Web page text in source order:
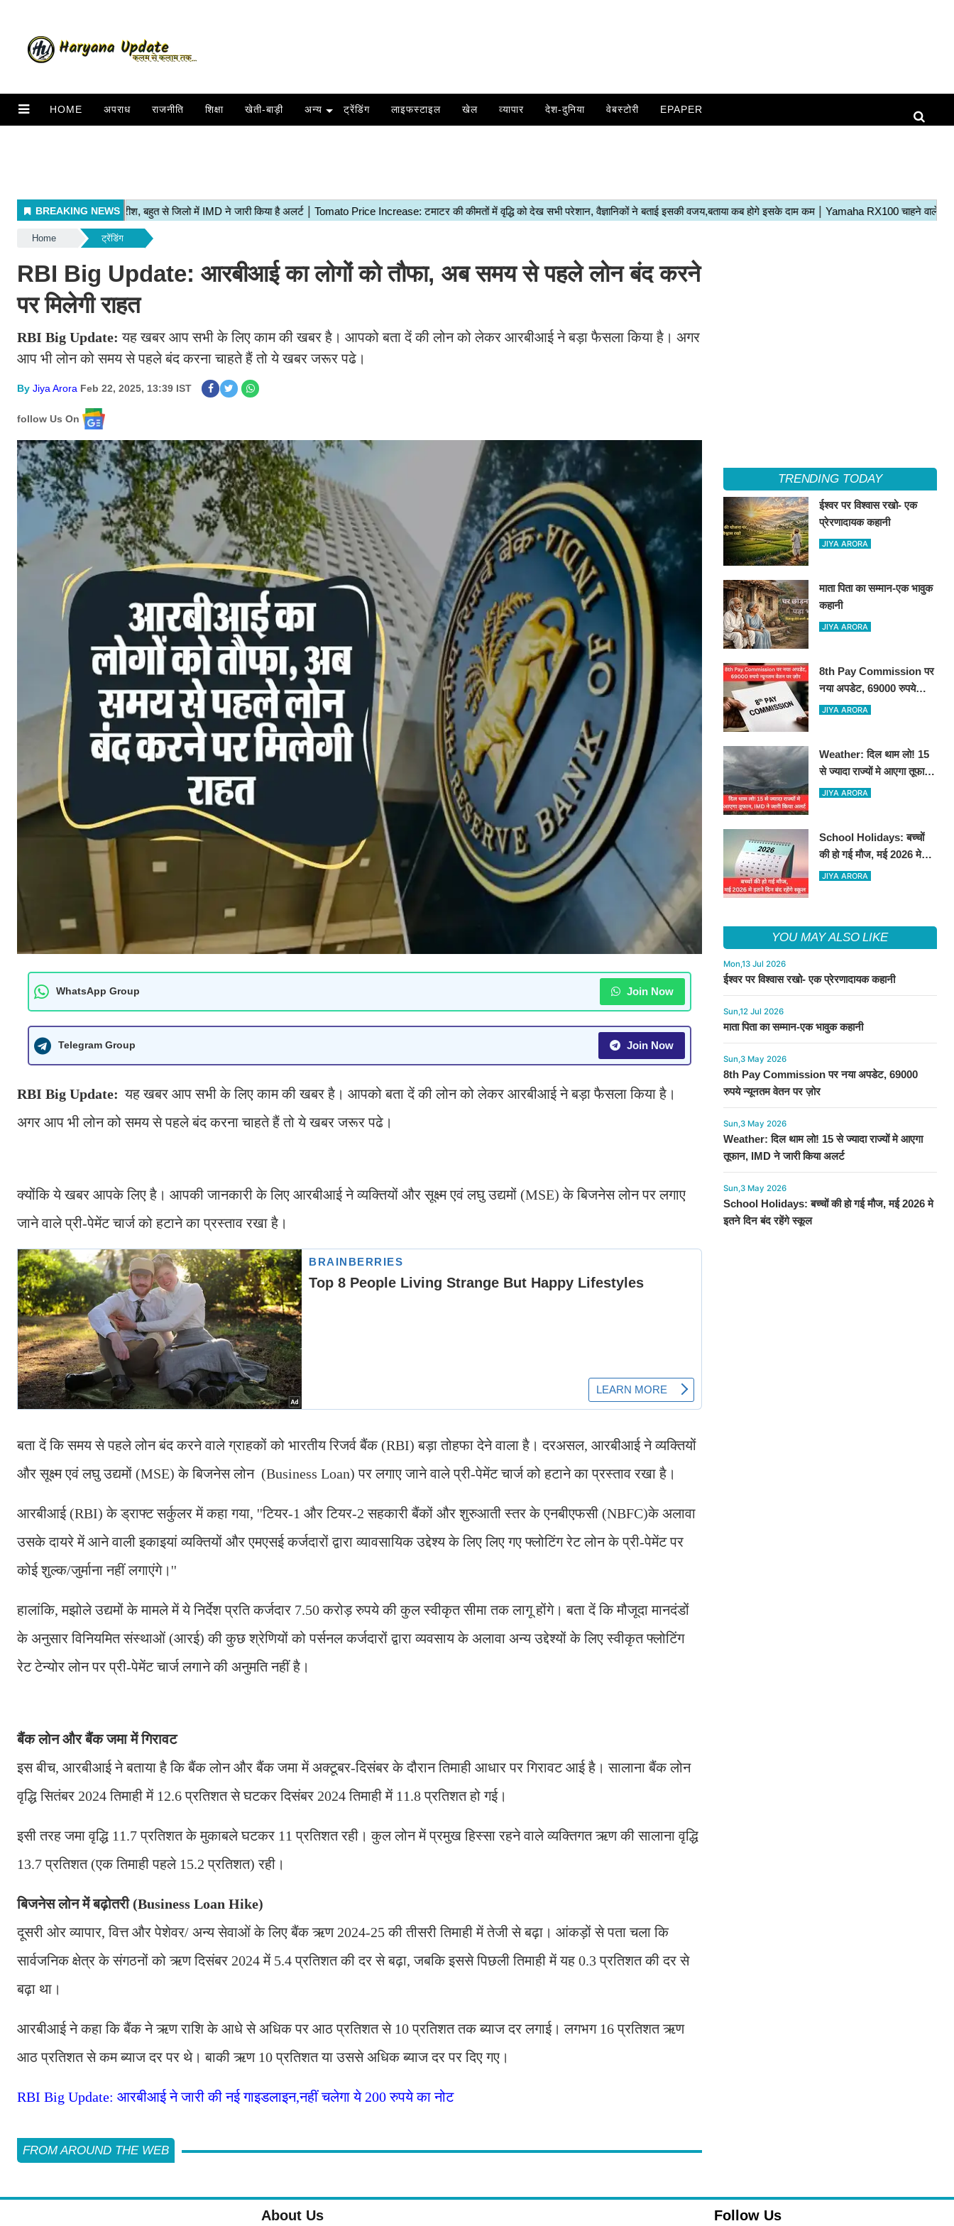
HOME अपराध राजनीति शिक्षा खेती-बाड़ी अन्य ट्रेंडिंग लाइफस्टाइल खेल व्यापार देश-दुनिया वेबस्टोरी EPAPER
Home ट्रेंडिंग
RBI Big Update: आरबीआई का लोगों को तौफा, अब समय से पहले लोन बंद करने
पर मिलेगी राहत
RBI Big Update:यह खबर आप सभी के लिए काम की खबर है। आपको बता दें की लोन को लेकर आरबीआई ने बड़ा फैसला किया है। अगर
आप भी लोन को समय से पहले बंद करना चाहते हैं तो ये खबर जरूर पढे।
By Jiya Arora Feb 22, 2025, 13:39 IST
follow Us On
WhatsApp Group Join Now
Telegram Group Join Now
RBI Big Update: यह खबर आप सभी के लिए काम की खबर है। आपको बता दें की लोन को लेकर आरबीआई ने बड़ा फैसला किया है।
अगर आप भी लोन को समय से पहले बंद करना चाहते हैं तो ये खबर जरूर पढे।
क्योंकि ये खबर आपके लिए है। आपकी जानकारी के लिए आरबीआई ने व्यक्तियों और सूक्ष्म एवं लघु उद्यमों (MSE) के बिजनेस लोन पर लगाए
जाने वाले प्री-पेमेंट चार्ज को हटाने का प्रस्ताव रखा है।
बता दें कि समय से पहले लोन बंद करने वाले ग्राहकों को भारतीय रिजर्व बैंक (RBI) बड़ा तोहफा देने वाला है। दरअसल, आरबीआई ने व्यक्तियों
और सूक्ष्म एवं लघु उद्यमों (MSE) के बिजनेस लोन (Business Loan) पर लगाए जाने वाले प्री-पेमेंट चार्ज को हटाने का प्रस्ताव रखा है।
आरबीआई (RBI) के ड्राफ्ट सर्कुलर में कहा गया, ''टियर-1 और टियर-2 सहकारी बैंकों और शुरुआती स्तर के एनबीएफसी (NBFC)के अलावा
उसके दायरे में आने वाली इकाइयां व्यक्तियों और एमएसई कर्जदारों द्वारा व्यावसायिक उद्देश्य के लिए लिए गए फ्लोटिंग रेट लोन के प्री-पेमेंट पर
कोई शुल्क/जुर्माना नहीं लगाएंगे।''
हालांकि, मझोले उद्यमों के मामले में ये निर्देश प्रति कर्जदार 7.50 करोड़ रुपये की कुल स्वीकृत सीमा तक लागू होंगे। बता दें कि मौजूदा मानदंडों
के अनुसार विनियमित संस्थाओं (आरई) की कुछ श्रेणियों को पर्सनल कर्जदारों द्वारा व्यवसाय के अलावा अन्य उद्देश्यों के लिए स्वीकृत फ्लोटिंग
रेट टेन्योर लोन पर प्री-पेमेंट चार्ज लगाने की अनुमति नहीं है।
बैंक लोन और बैंक जमा में गिरावट
इस बीच, आरबीआई ने बताया है कि बैंक लोन और बैंक जमा में अक्टूबर-दिसंबर के दौरान तिमाही आधार पर गिरावट आई है। सालाना बैंक लोन
वृद्धि सितंबर 2024 तिमाही में 12.6 प्रतिशत से घटकर दिसंबर 2024 तिमाही में 11.8 प्रतिशत हो गई।
इसी तरह जमा वृद्धि 11.7 प्रतिशत के मुकाबले घटकर 11 प्रतिशत रही। कुल लोन में प्रमुख हिस्सा रहने वाले व्यक्तिगत ऋण की सालाना वृद्धि
13.7 प्रतिशत (एक तिमाही पहले 15.2 प्रतिशत) रही।
बिजनेस लोन में बढ़ोतरी (Business Loan Hike)
दूसरी ओर व्यापार, वित्त और पेशेवर/ अन्य सेवाओं के लिए बैंक ऋण 2024-25 की तीसरी तिमाही में तेजी से बढ़ा। आंकड़ों से पता चला कि
सार्वजनिक क्षेत्र के संगठनों को ऋण दिसंबर 2024 में 5.4 प्रतिशत की दर से बढ़ा, जबकि इससे पिछली तिमाही में यह 0.3 प्रतिशत की दर से
बढ़ा था।
आरबीआई ने कहा कि बैंक ने ऋण राशि के आधे से अधिक पर आठ प्रतिशत से 10 प्रतिशत तक ब्याज दर लगाई। लगभग 16 प्रतिशत ऋण
आठ प्रतिशत से कम ब्याज दर पर थे। बाकी ऋण 10 प्रतिशत या उससे अधिक ब्याज दर पर दिए गए।
RBI Big Update: आरबीआई ने जारी की नई गाइडलाइन,नहीं चलेगा ये 200 रुपये का नोट
FROM AROUND THE WEB
TRENDING TODAY
ईश्वर पर विश्वास रखो- एक
प्रेरणादायक कहानी
JIYA ARORA
माता पिता का सम्मान-एक भावुक
कहानी
JIYA ARORA
8th Pay Commission पर
नया अपडेट, 69000 रुपये
न्यूनतम वेतन पर ज़ोर
JIYA ARORA
Weather: दिल थाम लो! 15
से ज्यादा राज्यों मे आएगा तूफान,
IMD ने जारी किया अलर्ट
JIYA ARORA
School Holidays: बच्चों
की हो गई मौज, मई 2026 मे
इतने दिन बंद रहेंगे स्कूल
JIYA ARORA
YOU MAY ALSO LIKE
Mon,13 Jul 2026
ईश्वर पर विश्वास रखो- एक प्रेरणादायक कहानी
Sun,12 Jul 2026
माता पिता का सम्मान-एक भावुक कहानी
Sun,3 May 2026
8th Pay Commission पर नया अपडेट, 69000
रुपये न्यूनतम वेतन पर ज़ोर
Sun,3 May 2026
Weather: दिल थाम लो! 15 से ज्यादा राज्यों मे आएगा
तूफान, IMD ने जारी किया अलर्ट
Sun,3 May 2026
School Holidays: बच्चों की हो गई मौज, मई 2026 मे
इतने दिन बंद रहेंगे स्कूल
About Us Follow Us